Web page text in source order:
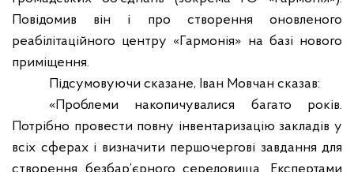
Повідомив він і про створення оновленого
реабілітаційного центру «Гармонія» на базі нового
приміщення.
Підсумовуючи сказане, Іван Мовчан сказав:
«Проблеми накопичувалися багато років.
Потрібно провести повну інвентаризацію закладів у
всіх сферах і визначити першочергові завдання для